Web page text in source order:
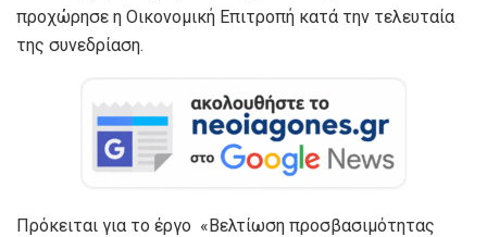
προχώρησε η Οικονομική Επιτροπή κατά την τελευταία
της συνεδρίαση.
Πρόκειται για το έργο «Βελτίωση προσβασιμότητας